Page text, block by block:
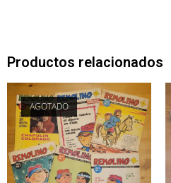
Productos relacionados
AGOTADO